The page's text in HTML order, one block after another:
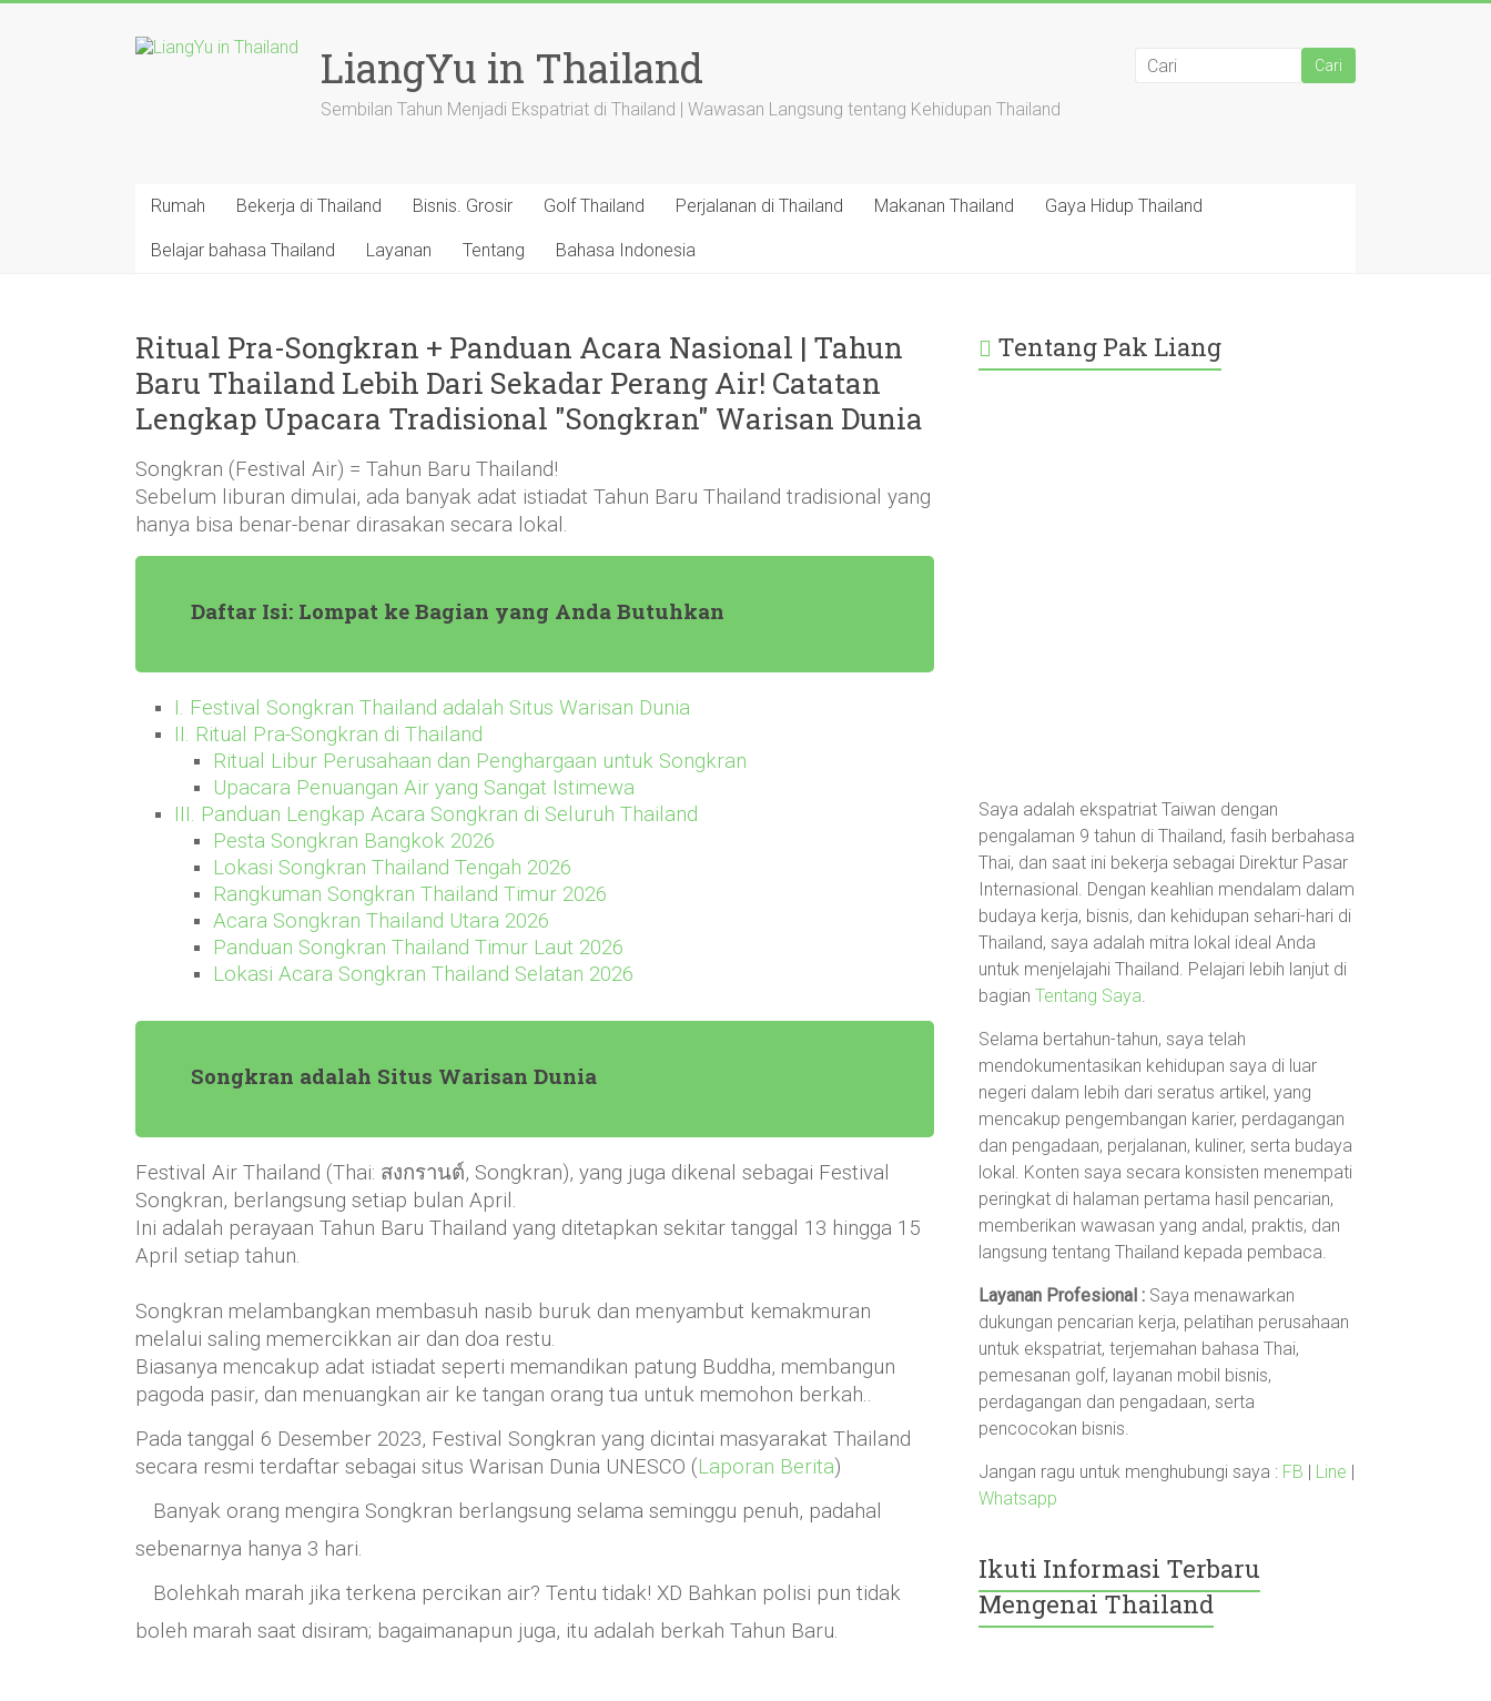
LiangYu in Thailand
Sembilan Tahun Menjadi Ekspatriat di Thailand | Wawasan Langsung tentang Kehidupan Thailand
Rumah Bekerja di Thailand Bisnis. Grosir Golf Thailand Perjalanan di Thailand Makanan Thailand Gaya Hidup Thailand
Belajar bahasa Thailand Layanan Tentang Bahasa Indonesia
Ritual Pra-Songkran + Panduan Acara Nasional | Tahun
Baru Thailand Lebih Dari Sekadar Perang Air! Catatan
Lengkap Upacara Tradisional "Songkran" Warisan Dunia
Songkran (Festival Air) = Tahun Baru Thailand!
Sebelum liburan dimulai, ada banyak adat istiadat Tahun Baru Thailand tradisional yang
hanya bisa benar-benar dirasakan secara lokal.
Daftar Isi: Lompat ke Bagian yang Anda Butuhkan
I. Festival Songkran Thailand adalah Situs Warisan Dunia
II. Ritual Pra-Songkran di Thailand
Ritual Libur Perusahaan dan Penghargaan untuk Songkran
Upacara Penuangan Air yang Sangat Istimewa
III. Panduan Lengkap Acara Songkran di Seluruh Thailand
Pesta Songkran Bangkok 2026
Lokasi Songkran Thailand Tengah 2026
Rangkuman Songkran Thailand Timur 2026
Acara Songkran Thailand Utara 2026
Panduan Songkran Thailand Timur Laut 2026
Lokasi Acara Songkran Thailand Selatan 2026
Songkran adalah Situs Warisan Dunia
Festival Air Thailand (Thai: สงกรานต์, Songkran), yang juga dikenal sebagai Festival
Songkran, berlangsung setiap bulan April.
Ini adalah perayaan Tahun Baru Thailand yang ditetapkan sekitar tanggal 13 hingga 15
April setiap tahun.
Songkran melambangkan membasuh nasib buruk dan menyambut kemakmuran
melalui saling memercikkan air dan doa restu.
Biasanya mencakup adat istiadat seperti memandikan patung Buddha, membangun
pagoda pasir, dan menuangkan air ke tangan orang tua untuk memohon berkah..
Pada tanggal 6 Desember 2023, Festival Songkran yang dicintai masyarakat Thailand
secara resmi terdaftar sebagai situs Warisan Dunia UNESCO (Laporan Berita)
Banyak orang mengira Songkran berlangsung selama seminggu penuh, padahal
sebenarnya hanya 3 hari.
Bolehkah marah jika terkena percikan air? Tentu tidak! XD Bahkan polisi pun tidak
boleh marah saat disiram; bagaimanapun juga, itu adalah berkah Tahun Baru.
Tentang Pak Liang
Saya adalah ekspatriat Taiwan dengan
pengalaman 9 tahun di Thailand, fasih berbahasa
Thai, dan saat ini bekerja sebagai Direktur Pasar
Internasional. Dengan keahlian mendalam dalam
budaya kerja, bisnis, dan kehidupan sehari-hari di
Thailand, saya adalah mitra lokal ideal Anda
untuk menjelajahi Thailand. Pelajari lebih lanjut di
bagianTentang Saya.
Selama bertahun-tahun, saya telah
mendokumentasikan kehidupan saya di luar
negeri dalam lebih dari seratus artikel, yang
mencakup pengembangan karier, perdagangan
dan pengadaan, perjalanan, kuliner, serta budaya
lokal. Konten saya secara konsisten menempati
peringkat di halaman pertama hasil pencarian,
memberikan wawasan yang andal, praktis, dan
langsung tentang Thailand kepada pembaca.
Layanan Profesional : Saya menawarkan
dukungan pencarian kerja, pelatihan perusahaan
untuk ekspatriat, terjemahan bahasa Thai,
pemesanan golf, layanan mobil bisnis,
perdagangan dan pengadaan, serta
pencocokan bisnis.
Jangan ragu untuk menghubungi saya : FB | Line |
Whatsapp
Ikuti Informasi Terbaru
Mengenai Thailand